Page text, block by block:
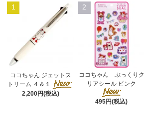
1
ココちゃん ジェットス
トリーム ４＆１
2,200円(税込)
2
ココちゃん ぷっくりク
リアシール ピンク
495円(税込)